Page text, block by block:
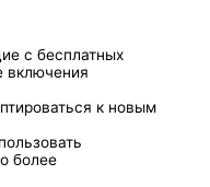
с бесплатных
включения
к новым
более